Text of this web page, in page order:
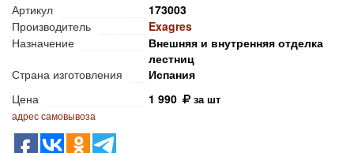
Артикул
173003
Производитель
Exagres
Назначение
Внешняя и внутренняя отделка
лестниц
Страна изготовления
Испания
Цена
1 990 за шт
адрес самовывоза